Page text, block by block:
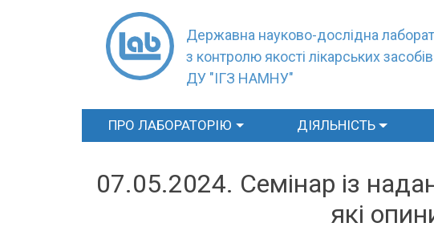
Державна науково-дослідна
з контролю якості лікарських засобів
ДУ "ІГЗ НАМНУ"
ПРО ЛАБОРАТОРІЮ ДІЯЛЬНІСТЬ
07.05.2024. Семінар із
які